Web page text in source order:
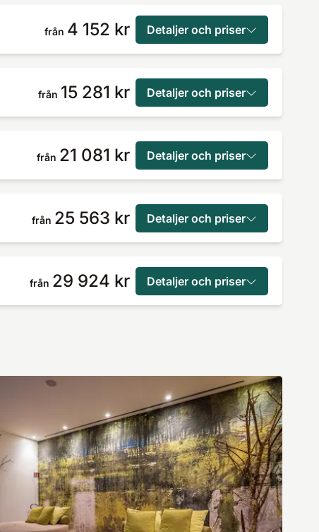
från 4 152 kr Detaljer och priser
från 15 281 kr Detaljer och priser
från 21 081 kr Detaljer och priser
från 25 563 kr Detaljer och priser
från 29 924 kr Detaljer och priser